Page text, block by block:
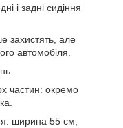
і задні сидіння
захистять, але
автомобіля.
частин: окремо
ширина 55 см,